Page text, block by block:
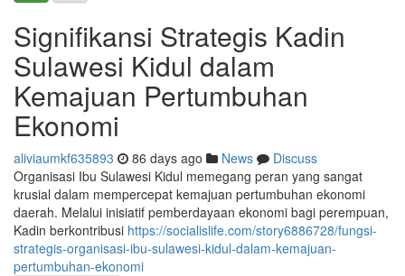
Signifikansi Strategis Kadin
Sulawesi Kidul dalam
Kemajuan Pertumbuhan
Ekonomi
aliviaumkf635893 86 days ago News
Discuss
Organisasi Ibu Sulawesi Kidul memegang peran yang sangat
krusial dalam mempercepat kemajuan pertumbuhan ekonomi
daerah. Melalui inisiatif pemberdayaan ekonomi bagi perempuan,
Kadin berkontribusi https://socialislife.com/story6886728/fungsi-
strategis-organisasi-ibu-sulawesi-kidul-dalam-kemajuan-
pertumbuhan-ekonomi